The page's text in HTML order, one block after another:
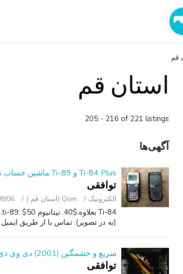
قم
استان قم
205 - 216 of 221 listings
آگهی‌ها
Ti-84 Plus و Ti-89 ماشین حساب نموداری تیتانیوم
توافقی
الکترونیک Qom (استان قم ) 06
(نه در تصویر). تماس با از طریق
سریع و خشمگین (2001) دی وی دی پهن
توافقی